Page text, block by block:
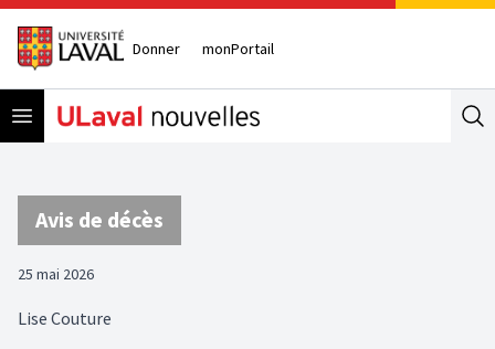
Donner monPortail
Open menu
Avis de décès
25 mai 2026
Lise Couture